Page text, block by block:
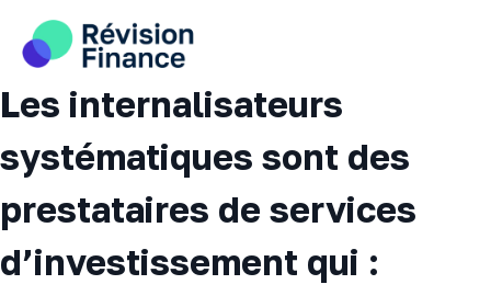
contenu
Les internalisateurs
systématiques sont des
prestataires de services
d’investissement qui :